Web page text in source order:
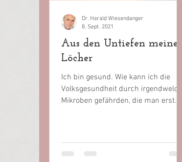
Aus den Untiefen meiner
Löcher
Ich bin gesund. Wie kann ich die
Volksgesundheit durch irgendwelche
Mikroben gefährden, die man erst
Dr. Harald Wiesendanger
8. Sept. 2021